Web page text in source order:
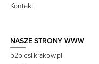
Kontakt
NASZE STRONY WWW
b2b.csi.krakow.pl